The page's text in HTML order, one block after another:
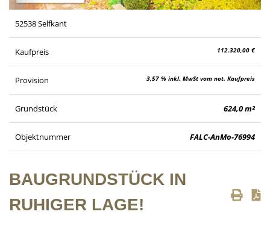
52538 Selfkant
Kaufpreis 112.320,00 €
Provision 3,57 % inkl. MwSt vom not. Kaufpreis
Grundstück 624,0 m²
Objektnummer FALC-AnMo-76994
BAUGRUNDSTÜCK IN
RUHIGER LAGE!